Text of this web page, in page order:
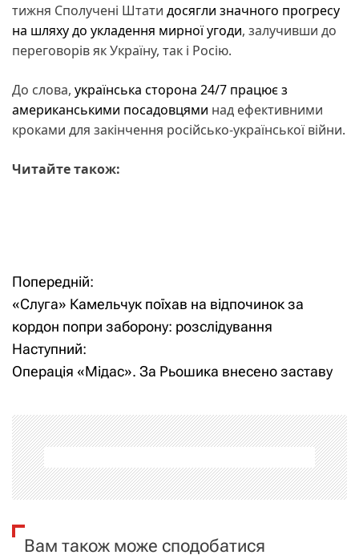
тижня Сполучені Штати досягли значного прогресу
на шляху до укладення мирної угоди, залучивши до
переговорів як Україну, так і Росію.
До слова, українська сторона 24/7 працює з
американськими посадовцями над ефективними
кроками для закінчення російсько-української війни.
Читайте також:
Н
а
в
г
а
ц
і
Попередній:
«Слуга» Камельчук поїхав на відпочинок за
кордон попри заборону: розслідування
Наступний:
Операція «Мідас». За Рьошика внесено заставу
Вам також може сподобатися